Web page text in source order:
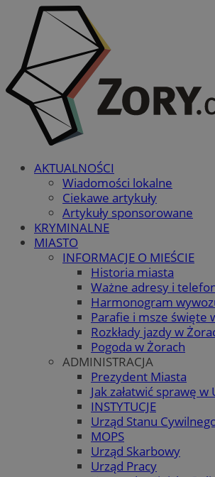
AKTUALNOŚCI
Wiadomości lokalne
Ciekawe artykuły
Artykuły sponsorowane
KRYMINALNE
MIASTO
INFORMACJE O MIEŚCIE
Historia miasta
Ważne adresy i
Harmonogram
Parafie i msze święte
Rozkłady jazdy w
Pogoda w Żorach
ADMINISTRACJA
Prezydent Miasta
Jak załatwić sprawę
INSTYTUCJE
Urząd Stanu
MOPS
Urząd Skarbowy
Urząd Pracy